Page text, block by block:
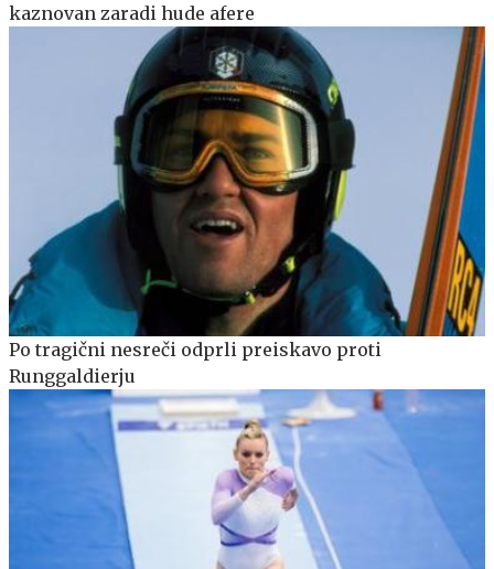
kaznovan zaradi hude afere
Po tragični nesreči odprli preiskavo proti
Runggaldierju